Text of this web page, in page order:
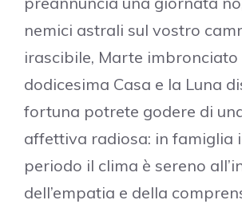
nemici astrali sul vostro
irascibile, Marte imbronciato
dodicesima Casa e la Luna
fortuna potrete godere di
affettiva radiosa: in famiglia
periodo il clima è sereno
dell’empatia e della